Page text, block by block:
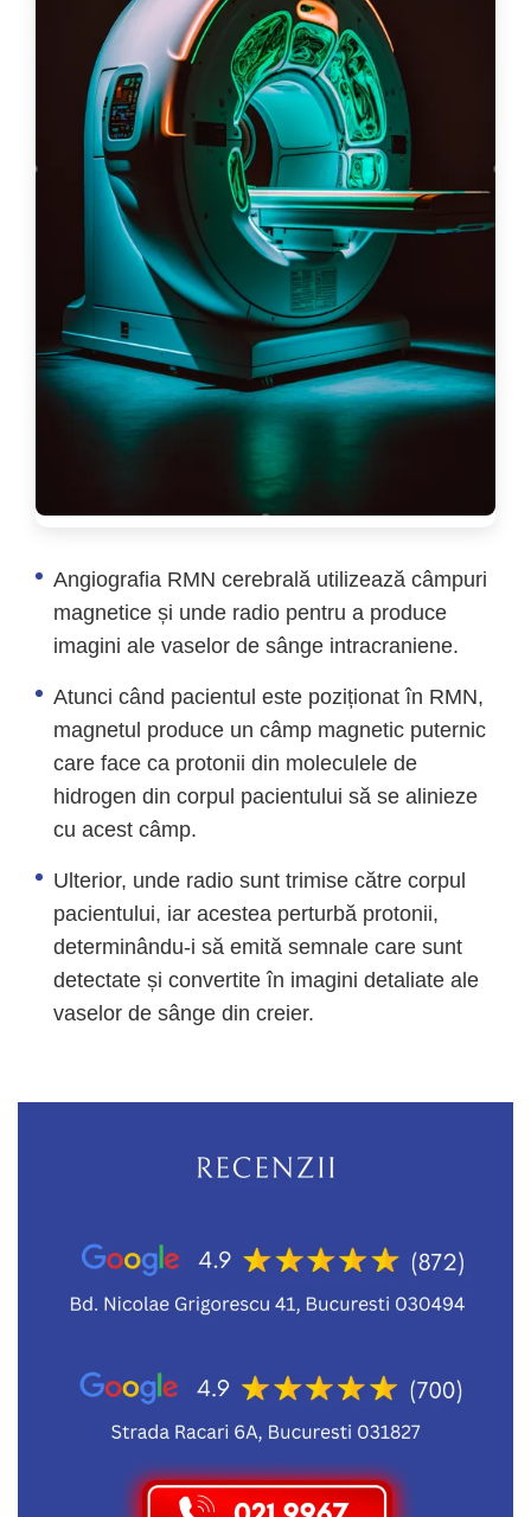
Angiografia RMN cerebrală utilizează câmpuri
magnetice și unde radio pentru a produce
imagini ale vaselor de sânge intracraniene.
Atunci când pacientul este poziționat în RMN,
magnetul produce un câmp magnetic puternic
care face ca protonii din moleculele de
hidrogen din corpul pacientului să se alinieze
cu acest câmp.
Ulterior, unde radio sunt trimise către corpul
pacientului, iar acestea perturbă protonii,
determinându-i să emită semnale care sunt
detectate și convertite în imagini detaliate ale
vaselor de sânge din creier.